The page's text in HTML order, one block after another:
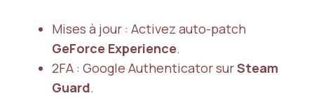
Mises à jour : Activez auto-patch
GeForce Experience.
2FA : Google Authenticator surSteam
Guard.